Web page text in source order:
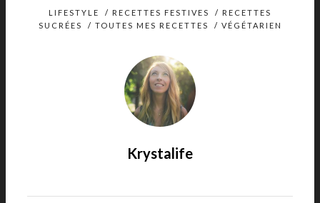
LIFESTYLE / RECETTES FESTIVES / RECETTES
SUCRÉES
/ TOUTES MES RECETTES / VÉGÉTARIEN
Krystalife